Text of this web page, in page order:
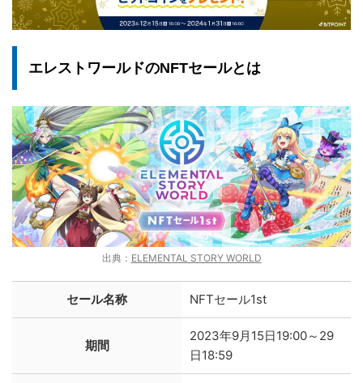
エレストワールドのNFTセールとは
出典： ELEMENTAL STORY WORLD
セール名称 NFTセール1st
期間
2023年9月15日19:00～29
日18:59